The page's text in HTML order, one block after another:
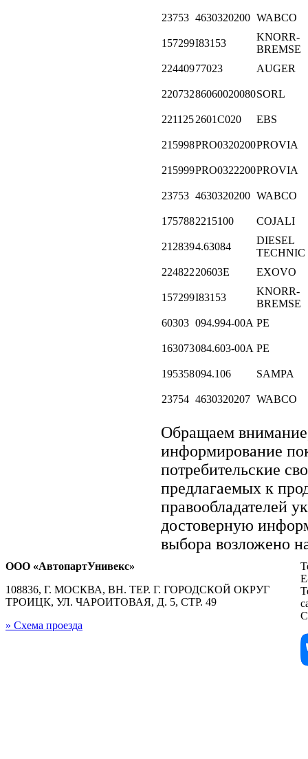
23753 4630320200 WABCO
157299I83153
KNORR-
BREMSE
22440977023 AUGER
22073286060020080SORL
2211252601C020 EBS
215998PRO0320200PROVIA
215999PRO0322200PROVIA
23753 4630320200 WABCO
1757882215100 COJALI
2128394.63084
DIESEL
TECHNIC
22482220603E EXOVO
157299I83153
KNORR-
BREMSE
60303 094.994-00A PE
163073084.603-00A PE
195358094.106 SAMPA
23754 4630320207 WABCO
Обращаем
информирование
потребительские
предлагаемых к
правообладателей
достоверную
выбора возложено
ООО «АвтопартУнивекс»
108836, Г. МОСКВА, ВН. ТЕР. Г. ГОРОДСКОЙ ОКРУГ
ТРОИЦК, УЛ. ЧАРОИТОВАЯ, Д. 5, СТР. 49
» Схема проезда